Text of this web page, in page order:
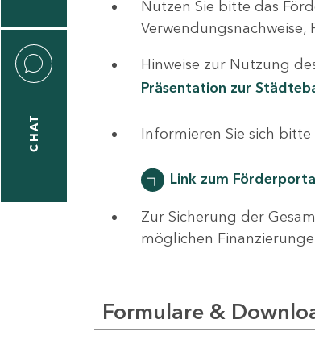
CHAT
Nutzen Sie bitte das
Verwendungsnachweise,
Hinweise zur Nutzung
Präsentation zur
Informieren Sie sich
Link zum
Zur Sicherung der
möglichen
Formulare &